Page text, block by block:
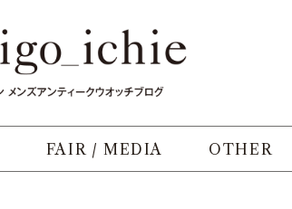
FAIR / MEDIA OTHER